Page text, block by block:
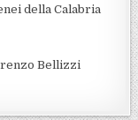
della Calabria
Bellizzi